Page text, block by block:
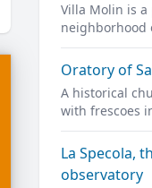
Villa Molin is
neighborhood
south of
Venetian
completed in
Oratory of
A historical
with frescoes
daily life, and
fourteenth-
La Specola,
observatory